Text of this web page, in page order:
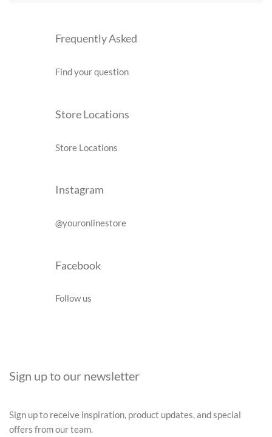
Frequently Asked
Find your question
Store Locations
Store Locations
Instagram
@youronlinestore
Facebook
Follow us
Sign up to our newsletter
Sign up to receive inspiration, product updates, and special
offers from our team.